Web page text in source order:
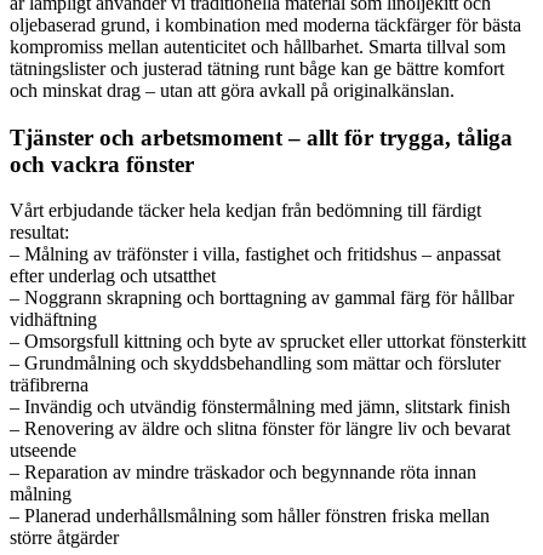
oljebaserad grund, i kombination med moderna täckfärger för bästa
kompromiss mellan autenticitet och hållbarhet. Smarta tillval som
tätningslister och justerad tätning runt båge kan ge bättre komfort
och minskat drag – utan att göra avkall på originalkänslan.
Tjänster och arbetsmoment – allt för trygga, tåliga
och vackra fönster
Vårt erbjudande täcker hela kedjan från bedömning till färdigt
resultat:
– Målning av träfönster i villa, fastighet och fritidshus – anpassat
efter underlag och utsatthet
– Noggrann skrapning och borttagning av gammal färg för hållbar
vidhäftning
– Omsorgsfull kittning och byte av sprucket eller uttorkat fönsterkitt
– Grundmålning och skyddsbehandling som mättar och försluter
träfibrerna
– Invändig och utvändig fönstermålning med jämn, slitstark finish
– Renovering av äldre och slitna fönster för längre liv och bevarat
utseende
– Reparation av mindre träskador och begynnande röta innan
målning
– Planerad underhållsmålning som håller fönstren friska mellan
större åtgärder